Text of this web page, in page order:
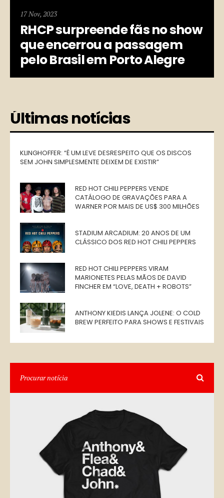
17 Nov, 2023
RHCP surpreende fãs no show
que encerrou a passagem
pelo Brasil em Porto Alegre
Últimas notícias
KLINGHOFFER: “É UM LEVE DESRESPEITO QUE OS DISCOS
SEM JOHN SIMPLESMENTE DEIXEM DE EXISTIR”
RED HOT CHILI PEPPERS VENDE
CATÁLOGO DE GRAVAÇÕES PARA A
WARNER POR MAIS DE US$ 300 MILHÕES
STADIUM ARCADIUM: 20 ANOS DE UM
CLÁSSICO DOS RED HOT CHILI PEPPERS
RED HOT CHILI PEPPERS VIRAM
MARIONETES PELAS MÃOS DE DAVID
FINCHER EM “LOVE, DEATH + ROBOTS”
ANTHONY KIEDIS LANÇA JOLENE: O COLD
BREW PERFEITO PARA SHOWS E FESTIVAIS